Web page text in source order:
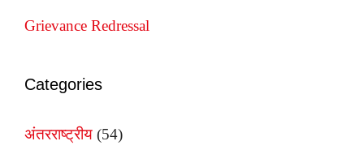
Grievance Redressal
Categories
अंतरराष्ट्रीय (54)